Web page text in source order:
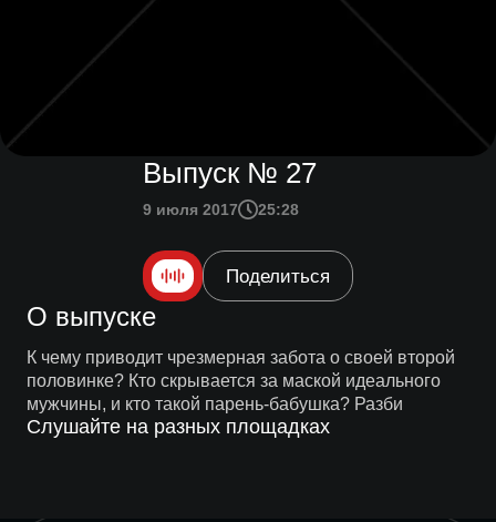
Выпуск № 27
9 июля 2017 25:28
Поделиться
О выпуске
К чему приводит чрезмерная забота о своей второй
половинке? Кто скрывается за маской идеального
мужчины, и кто такой парень-бабушка? Разби
Слушайте на разных площадках